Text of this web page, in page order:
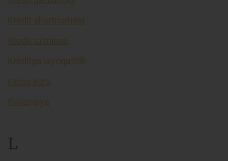
Kredit shartnomasi
Kredit ta’minoti
Kreditga layoqatlilik
Kross-kurs
Kvitansiya
L